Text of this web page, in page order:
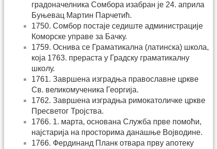
градоначелника Сомбора изабран је 24. априла
Буњевац Мартин Парчетић.
1750. Сомбор постаје седиште администрације
Коморске управе за Бачку.
1759. Оснива се Граматикална (латинска) школа,
која 1763. прераста у Градску граматикалну
школу.
1761. Завршена изградња православне цркве
Св. великомученика Георгија.
1762. Завршена изградња римокатоличке цркве
Пресветог Тројства.
1766. 1. марта, основана Служба прве помоћи,
најстарија на просторима данашње Војводине.
1766. Фердинанд Планк отвара прву апотеку